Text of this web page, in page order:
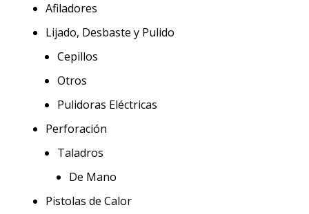
Afiladores
Lijado, Desbaste y Pulido
Cepillos
Otros
Pulidoras Eléctricas
Perforación
Taladros
De Mano
Pistolas de Calor